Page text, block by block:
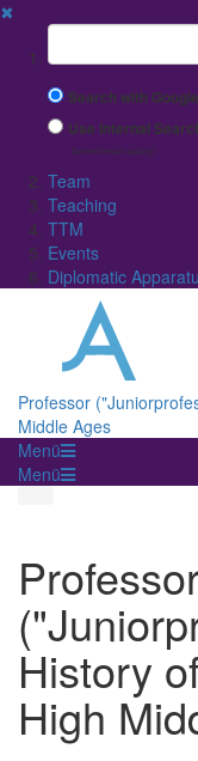
✖
Suchbegriff
Search with
Use Internal
(limited result quality)
Team
Teaching
TTM
Events
Diplomatic
Professor
Middle Ages
Menü
Menü
History
High